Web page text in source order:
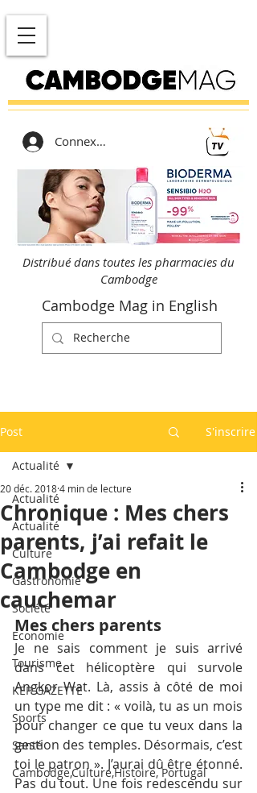
Connexion
Distribué dans toutes les pharmacies du
Cambodge
Cambodge Mag in English
Post S'inscrire
Actualité
Actualité
Culture
Gastronomie
Société
Economie
Tourisme
KEP GAZETTE
Sports
Santé
Cambodge,Culture,Histoire, Portugal
Actualité
Chronique : Mes chers
parents, j’ai refait le
Cambodge en
cauchemar
20 déc. 20184 min de lecture
Mes chers parents
Je ne sais comment je suis arrivé
dans cet hélicoptère qui survole
Angkor Wat. Là, assis à côté de moi
un type me dit : « voilà, tu as un mois
pour changer ce que tu veux dans la
gestion des temples. Désormais, c’est
toi le patron ». J’aurai dû être étonné.
Pas du tout. Une fois redescendu sur